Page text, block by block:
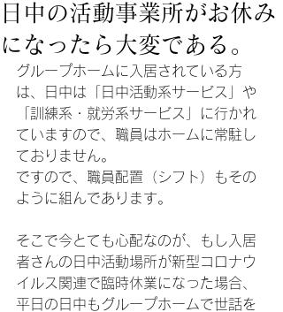
日中の活動事業所がお休み
になったら大変である。
グループホームに入居されている方
は、日中は「日中活動系サービス」や
「訓練系・就労系サービス」に行かれ
ていますので、職員はホームに常駐し
ておりません。
ですので、職員配置（シフト）もその
ように組んであります。
そこで今とても心配なのが、もし入居
者さんの日中活動場所が新型コロナウ
イルス関連で臨時休業になった場合、
平日の日中もグループホームで世話を